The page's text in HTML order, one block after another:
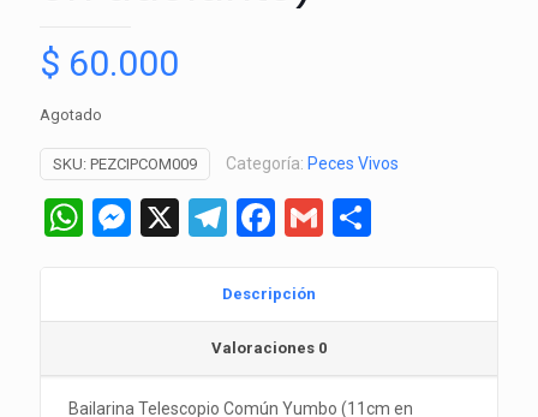
$ 60.000
Agotado
SKU: PEZCIPCOM009 Categoría: Peces Vivos
WhatsApp
Messenger
X Telegram
Facebook
Gmail
Descripción
Valoraciones 0
Bailarina Telescopio Común Yumbo (11cm en